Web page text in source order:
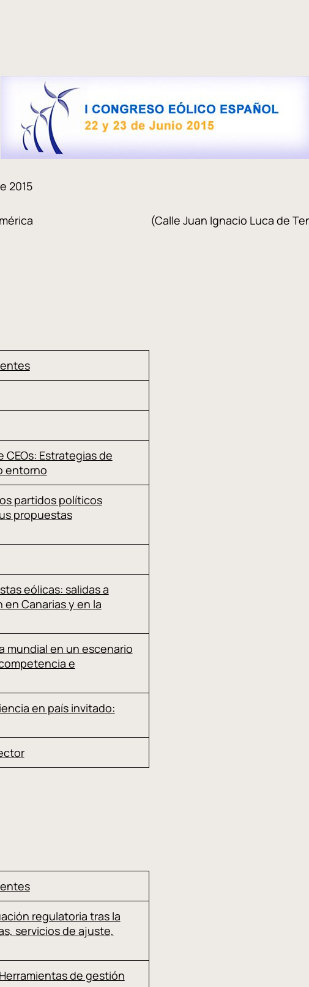
2015
de América (Calle Juan Ignacio Luca de Tena
CEOs: Estrategias de
entorno
partidos políticos
propuestas
eólicas: salidas a
Canarias y en la
mundial en un escenario
e
en país invitado:
regulatoria tras la
servicios de ajuste,
de gestión